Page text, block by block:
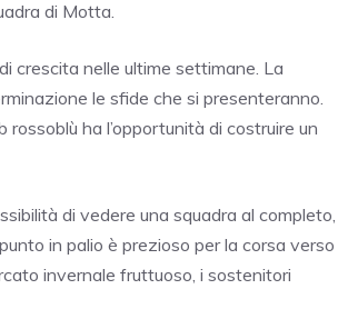
di Motta.
crescita nelle ultime settimane. La
le sfide che si presenteranno.
ha l’opportunità di costruire un
di vedere una squadra al completo,
in palio è prezioso per la corsa verso
invernale fruttuoso, i sostenitori